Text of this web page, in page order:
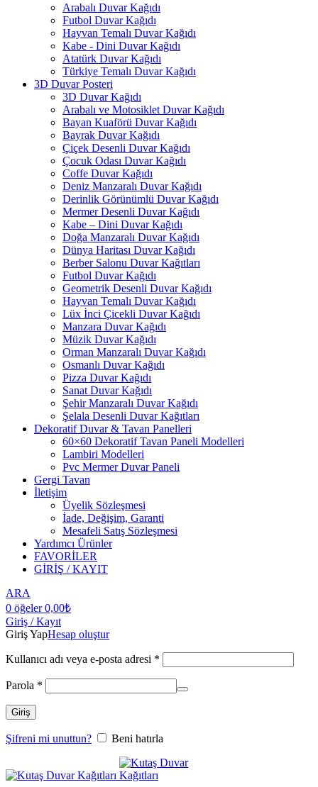
Arabalı Duvar Kağıdı
Futbol Duvar Kağıdı
Hayvan Temalı Duvar Kağıdı
Kabe - Dini Duvar Kağıdı
Atatürk Duvar Kağıdı
Türkiye Temalı Duvar Kağıdı
3D Duvar Posteri
3D Duvar Kağıdı
Arabalı ve Motosiklet Duvar Kağıdı
Bayan Kuaförü Duvar Kağıdı
Bayrak Duvar Kağıdı
Çiçek Desenli Duvar Kağıdı
Çocuk Odası Duvar Kağıdı
Coffe Duvar Kağıdı
Deniz Manzaralı Duvar Kağıdı
Derinlik Görünümlü Duvar Kağıdı
Mermer Desenli Duvar Kağıdı
Kabe – Dini Duvar Kağıdı
Doğa Manzaralı Duvar Kağıdı
Dünya Haritası Duvar Kağıdı
Berber Salonu Duvar Kağıtları
Futbol Duvar Kağıdı
Geometrik Desenli Duvar Kağıdı
Hayvan Temalı Duvar Kağıdı
Lüx İnci Çicekli Duvar Kağıdı
Manzara Duvar Kağıdı
Müzik Duvar Kağıdı
Orman Manzaralı Duvar Kağıdı
Osmanlı Duvar Kağıdı
Pizza Duvar Kağıdı
Sanat Duvar Kağıdı
Şehir Manzaralı Duvar Kağıdı
Şelala Desenli Duvar Kağıtları
Dekoratif Duvar & Tavan Panelleri
60×60 Dekoratif Tavan Paneli Modelleri
Lambiri Modelleri
Pvc Mermer Duvar Paneli
Gergi Tavan
İletişim
Üyelik Sözleşmesi
İade, Değişim, Garanti
Mesafeli Satış Sözleşmesi
Yardımcı Ürünler
FAVORİLER
GİRİŞ / KAYIT
ARA
0 öğeler 0,00₺
Giriş / Kayıt
Giriş YapHesap oluştur
Kullanıcı adı veya e-posta adresi *
Parola *
Giriş
Şifreni mi unuttun? Beni hatırla